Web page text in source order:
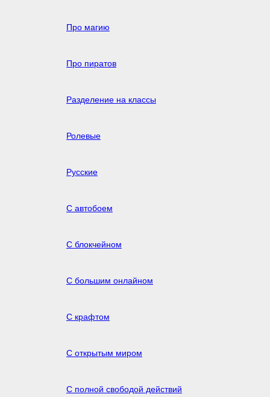
Про магию
Про пиратов
Разделение на классы
Ролевые
Русские
С автобоем
С блокчейном
С большим онлайном
С крафтом
С открытым миром
С полной свободой действий